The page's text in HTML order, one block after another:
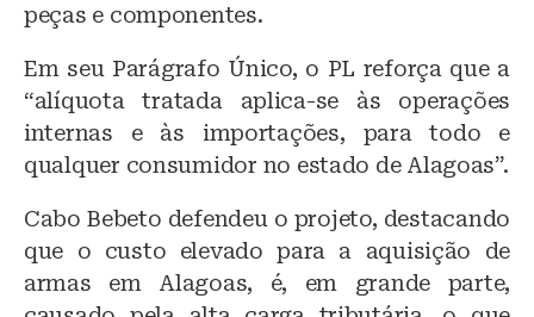
peças e componentes.
Em seu Parágrafo Único, o PL reforça que a
“alíquota tratada aplica-se às operações
internas e às importações, para todo e
qualquer consumidor no estado de Alagoas”.
Cabo Bebeto defendeu o projeto, destacando
que o custo elevado para a aquisição de
armas em Alagoas, é, em grande parte,